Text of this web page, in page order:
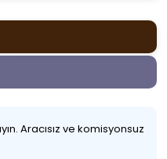
Aracısız ve komisyonsuz